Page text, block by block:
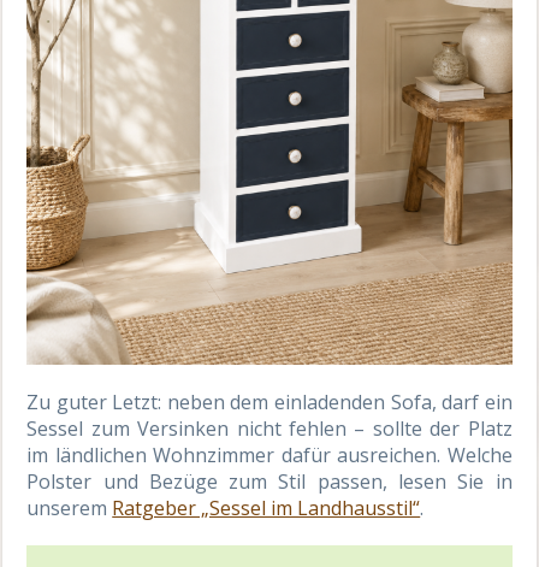
Zu guter Letzt: neben dem einladenden Sofa, darf ein
Sessel zum Versinken nicht fehlen – sollte der Platz
im ländlichen Wohnzimmer dafür ausreichen. Welche
Polster und Bezüge zum Stil passen, lesen Sie in
unserem Ratgeber „Sessel im Landhausstil“.